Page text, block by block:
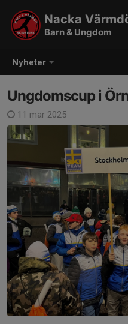
Nyheter
Nacka
Barn & Ungdom
Ungdomscup i
11 mar 2025